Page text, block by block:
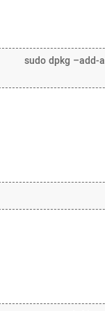
sudo dpkg